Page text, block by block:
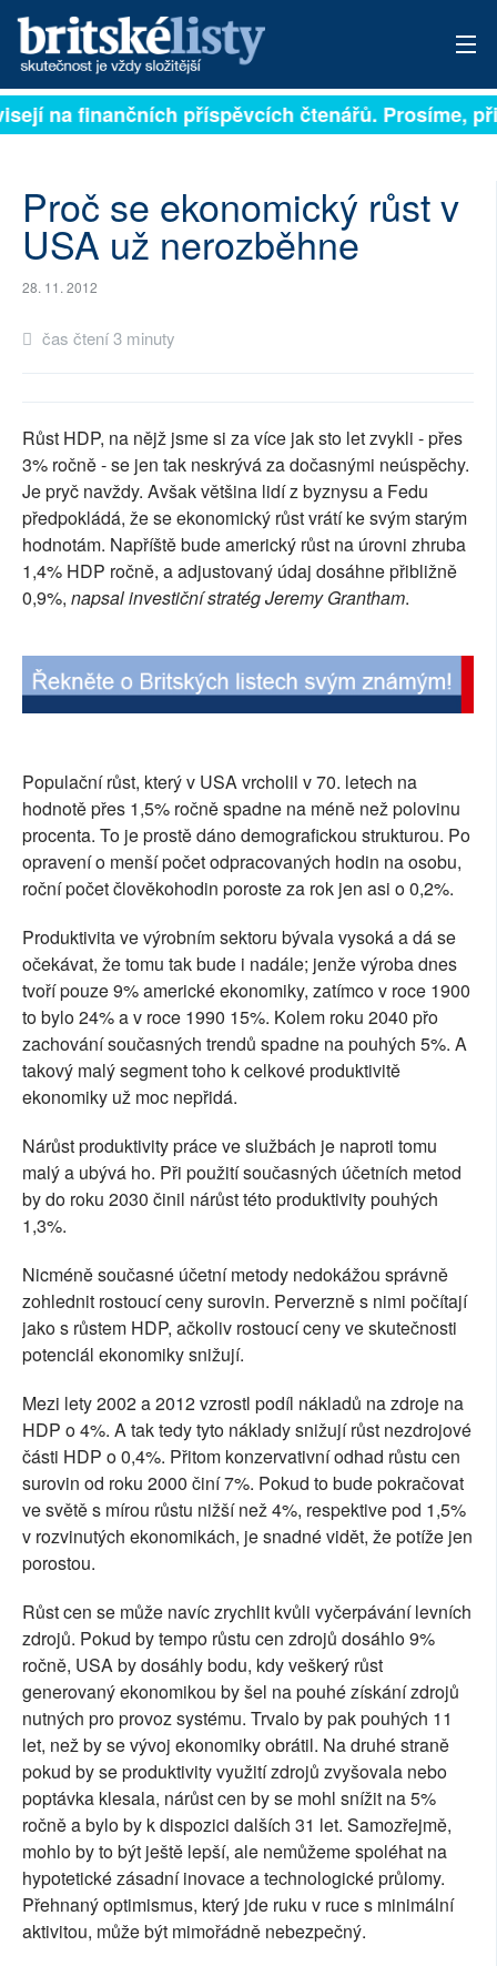
PŘIHLÁSIT
ARCHIV
PŘÍSPĚVKY NA PROVOZ
SOCIÁLNÍ SÍTĚ
RUBRIKY
na finančních příspěvcích čtenářů. Prosíme,
Proč se ekonomický růst v
USA už nerozběhne
28. 11. 2012
čas čtení 3 minuty
Růst HDP, na nějž jsme si za více jak sto let zvykli - přes
3% ročně - se jen tak neskrývá za dočasnými neúspěchy.
Je pryč navždy. Avšak většina lidí z byznysu a Fedu
předpokládá, že se ekonomický růst vrátí ke svým starým
hodnotám. Napříště bude americký růst na úrovni zhruba
1,4% HDP ročně, a adjustovaný údaj dosáhne přibližně
0,9%, napsal investiční stratég Jeremy Grantham.
Populační růst, který v USA vrcholil v 70. letech na
hodnotě přes 1,5% ročně spadne na méně než polovinu
procenta. To je prostě dáno demografickou strukturou. Po
opravení o menší počet odpracovaných hodin na osobu,
roční počet člověkohodin poroste za rok jen asi o 0,2%.
Produktivita ve výrobním sektoru bývala vysoká a dá se
očekávat, že tomu tak bude i nadále; jenže výroba dnes
tvoří pouze 9% americké ekonomiky, zatímco v roce 1900
to bylo 24% a v roce 1990 15%. Kolem roku 2040 přo
zachování současných trendů spadne na pouhých 5%. A
takový malý segment toho k celkové produktivitě
ekonomiky už moc nepřidá.
Nárůst produktivity práce ve službách je naproti tomu
malý a ubývá ho. Při použití současných účetních metod
by do roku 2030 činil nárůst této produktivity pouhých
1,3%.
Nicméně současné účetní metody nedokážou správně
zohlednit rostoucí ceny surovin. Perverzně s nimi počítají
jako s růstem HDP, ačkoliv rostoucí ceny ve skutečnosti
potenciál ekonomiky snižují.
Mezi lety 2002 a 2012 vzrostl podíl nákladů na zdroje na
HDP o 4%. A tak tedy tyto náklady snižují růst nezdrojové
části HDP o 0,4%. Přitom konzervativní odhad růstu cen
surovin od roku 2000 činí 7%. Pokud to bude pokračovat
ve světě s mírou růstu nižší než 4%, respektive pod 1,5%
v rozvinutých ekonomikách, je snadné vidět, že potíže jen
porostou.
Růst cen se může navíc zrychlit kvůli vyčerpávání levních
zdrojů. Pokud by tempo růstu cen zdrojů dosáhlo 9%
ročně, USA by dosáhly bodu, kdy veškerý růst
generovaný ekonomikou by šel na pouhé získání zdrojů
nutných pro provoz systému. Trvalo by pak pouhých 11
let, než by se vývoj ekonomiky obrátil. Na druhé straně
pokud by se produktivity využití zdrojů zvyšovala nebo
poptávka klesala, nárůst cen by se mohl snížit na 5%
ročně a bylo by k dispozici dalších 31 let. Samozřejmě,
mohlo by to být ještě lepší, ale nemůžeme spoléhat na
hypotetické zásadní inovace a technologické průlomy.
Přehnaný optimismus, který jde ruku v ruce s minimální
aktivitou, může být mimořádně nebezpečný.